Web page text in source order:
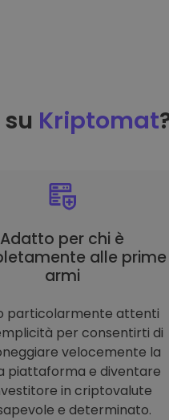
Kriptomat
Adatto per chi è
alle prime
armi
particolarmente attenti
per consentirti di
velocemente la
piattaforma e diventare
in criptovalute
e determinato.